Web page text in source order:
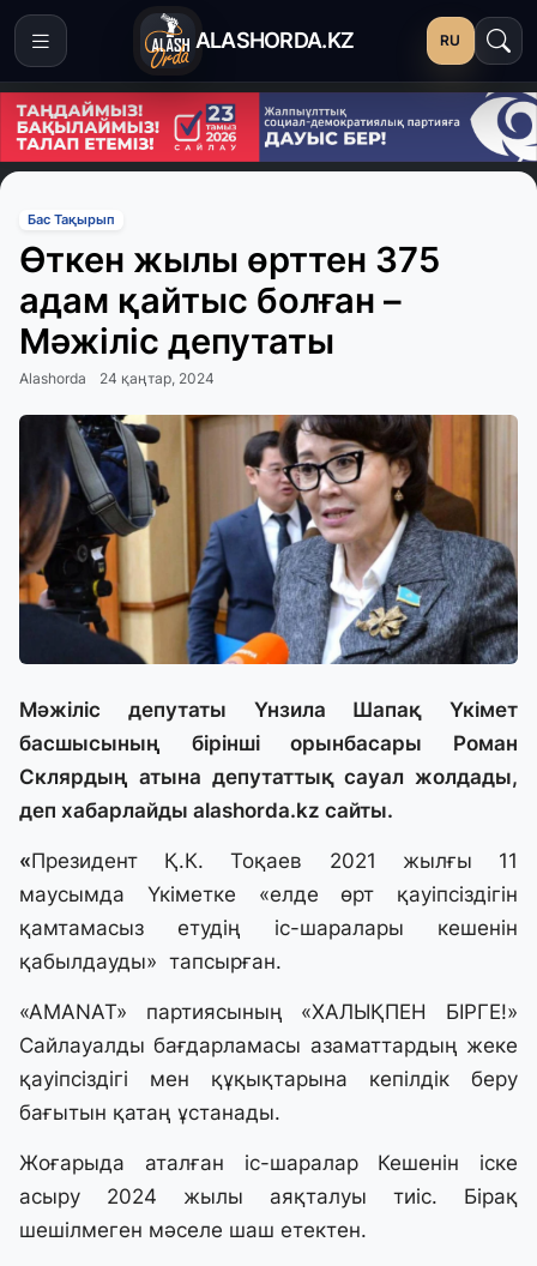
ALASHORDA.KZ RU
Бас Тақырып
Өткен жылы өрттен 375
адам қайтыс болған –
Мәжіліс депутаты
Alashorda 24 қаңтар, 2024
Мәжіліс депутаты Үнзила Шапақ Үкімет
басшысының бірінші орынбасары Роман
Склярдың атына депутаттық сауал жолдады,
деп хабарлайды alashorda.kz сайты.
«Президент Қ.К. Тоқаев 2021 жылғы 11
маусымда Үкіметке «елде өрт қауіпсіздігін
қамтамасыз етудің іс-шаралары кешенін
қабылдауды» тапсырған.
«AMANAT» партиясының «ХАЛЫҚПЕН БІРГЕ!»
Сайлауалды бағдарламасы азаматтардың жеке
қауіпсіздігі мен құқықтарына кепілдік беру
бағытын қатаң ұстанады.
Жоғарыда аталған іс-шаралар Кешенін іске
асыру 2024 жылы аяқталуы тиіс. Бірақ
шешілмеген мәселе шаш етектен.